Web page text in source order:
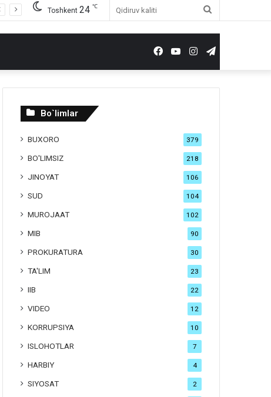
Toshkent 24 ℃
Telegram
Instagram
YouTube
Facebook
Bo`limlar
BUXORO 379
BO'LIMSIZ 218
JINOYAT 106
SUD 104
MUROJAAT 102
MIB 90
PROKURATURA 30
TA'LIM 23
IIB 22
VIDEO 12
KORRUPSIYA 10
ISLOHOTLAR 7
HARBIY 4
SIYOSAT 2